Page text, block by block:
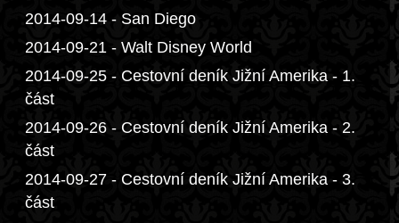
2014-09-14 - San Diego
2014-09-21 - Walt Disney World
2014-09-25 - Cestovní deník Jižní Amerika - 1.
část
2014-09-26 - Cestovní deník Jižní Amerika - 2.
část
2014-09-27 - Cestovní deník Jižní Amerika - 3.
část